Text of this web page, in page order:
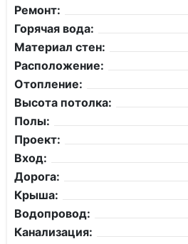
Ремонт:
Горячая вода:
Материал стен:
Расположение:
Отопление:
Высота потолка:
Полы:
Проект:
Вход:
Дорога:
Крыша:
Водопровод:
Канализация: